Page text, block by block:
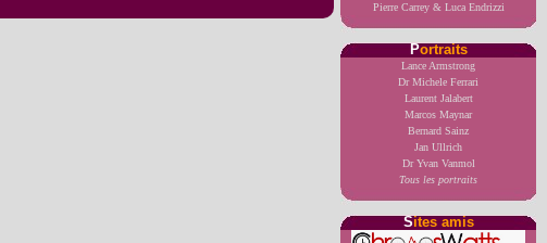
Pierre Carrey & Luca Endrizzi
Portraits
Lance Armstrong
Dr Michele Ferrari
Laurent Jalabert
Marcos Maynar
Bernard Sainz
Jan Ullrich
Dr Yvan Vanmol
Tous les portraits
Sites amis